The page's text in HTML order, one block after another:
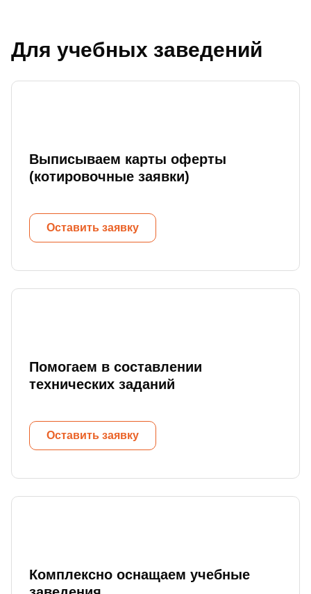
Для учебных заведений
Выписываем карты оферты
(котировочные заявки)
Оставить заявку
Помогаем в составлении
технических заданий
Оставить заявку
Комплексно оснащаем учебные